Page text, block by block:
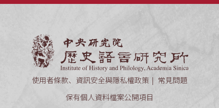
使用者條款、資訊安全與隱私權政策
常見問題
保有個人資料檔案公開項目